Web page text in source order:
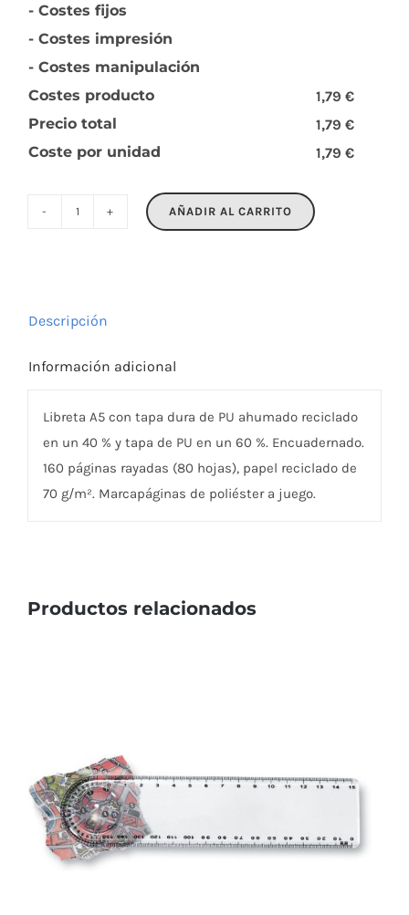
- Costes fijos
- Costes impresión
- Costes manipulación
Costes producto
1,79 €
Precio total
1,79 €
Coste por unidad
1,79 €
AÑADIR AL CARRITO
Descripción
Información adicional
Libreta A5 con tapa dura de PU ahumado reciclado
en un 40 % y tapa de PU en un 60 %. Encuadernado.
160 páginas rayadas (80 hojas), papel reciclado de
70 g/m². Marcapáginas de poliéster a juego.
Productos relacionados